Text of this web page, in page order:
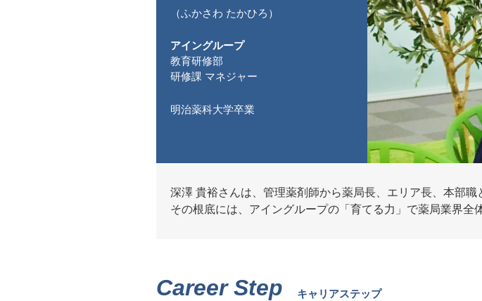
（ふかさわ たかひろ）
アイングループ
教育研修部
研修課 マネジャー
明治薬科大学卒業
深澤 貴裕さんは、管理薬剤師から薬局長、エリア長、本部
その根底には、アイングループの「育てる力」で薬局業界全
Career Step キャリアステップ